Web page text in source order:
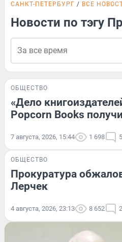
САНКТ-ПЕТЕРБУРГ ВСЕ
Новости по тэгу
ОБЩЕСТВО
«Дело
Popcorn Books
7 августа, 2026, 15:44 1 698 5
ОБЩЕСТВО
Прокуратура
Лерчек
4 августа, 2026, 23:13 8 652